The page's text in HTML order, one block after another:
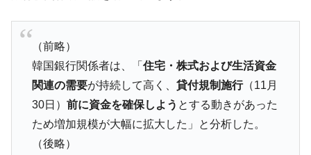
『Money1』
す」⇒「金を経由するドル入手」手段ではないのか？
『Money1』
韓国･外為取引量「1日当たり1,214.4億ド
ル」まで拡大 ⇒ 海外資金の動きに強く左右される状態
『Money1』
韓国･帰ってきた李在明。李在明を支持しな
い「50.5％」に上昇
（前略）
韓国銀行関係者は、「 住宅・株式および生活資金
関連の需要が持続して高く、 貸付規制施行（11月
30日） 前に資金を確保しよう とする動きがあった
ため増加規模が大幅に拡大した」と分析した。
（後略）